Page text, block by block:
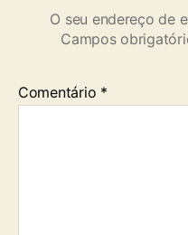
O seu endereço de
Campos
Comentário *